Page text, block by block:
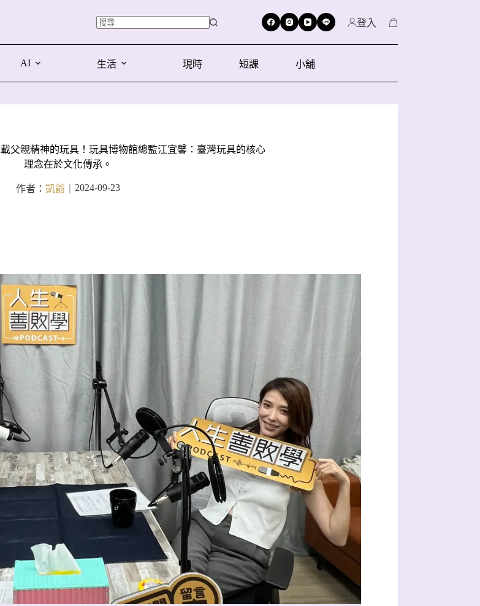
登入
AI 生活 現時 短課 小舖
載父親精神的玩具！玩具博物館總監江宜馨：臺灣玩具的核心
理念在於文化傳承。
作者： 凱爺 2024-09-23